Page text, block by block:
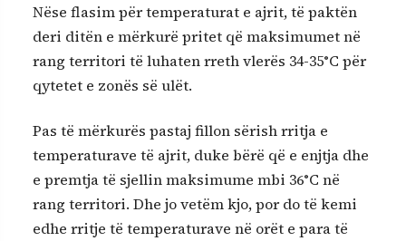
Nëse flasim për temperaturat e ajrit, të paktën
deri ditën e mërkurë pritet që maksimumet në
rang territori të luhaten rreth vlerës 34-35°C për
qytetet e zonës së ulët.
Pas të mërkurës pastaj fillon sërish rritja e
temperaturave të ajrit, duke bërë që e enjtja dhe
e premtja të sjellin maksimume mbi 36°C në
rang territori. Dhe jo vetëm kjo, por do të kemi
edhe rritje të temperaturave në orët e para të